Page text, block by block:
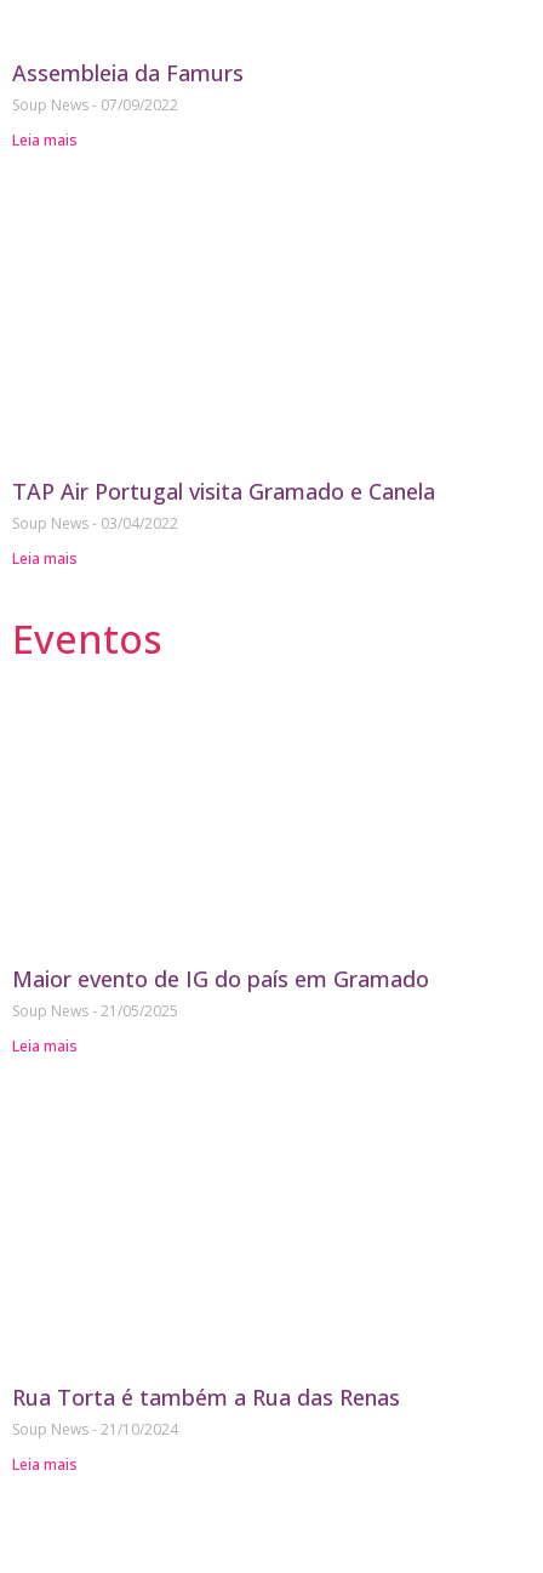
Assembleia da Famurs
Soup News
07/09/2022
Leia mais
TAP Air Portugal visita Gramado e Canela
Soup News
03/04/2022
Leia mais
Eventos
Maior evento de IG do país em Gramado
Soup News 21/05/2025
Leia mais
Rua Torta é também a Rua das Renas
Soup News 21/10/2024
Leia mais